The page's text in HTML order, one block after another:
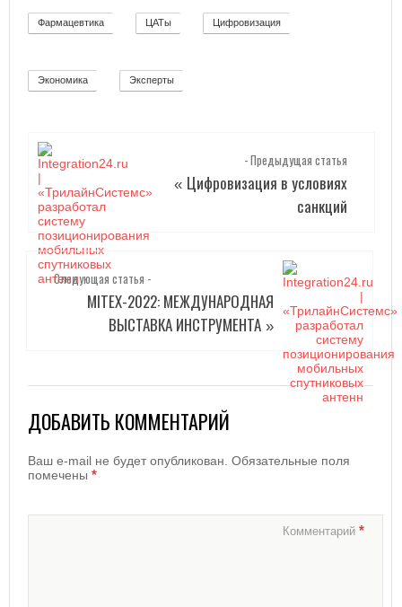
Фармацевтика ЦАТы Цифровизация
Экономика Эксперты
- Предыдущая статья
« Цифровизация в условиях
санкций
Следующая статья -
MITEX-2022: МЕЖДУНАРОДНАЯ
ВЫСТАВКА ИНСТРУМЕНТА »
ДОБАВИТЬ КОММЕНТАРИЙ
Ваш e-mail не будет опубликован. Обязательные поля
помечены *
Комментарий*